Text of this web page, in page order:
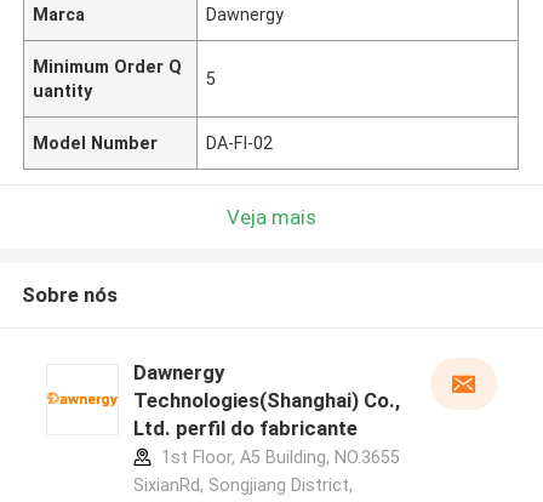
Marca Dawnergy
Minimum Order Q
uantity
5
Model Number DA-FI-02
Veja mais
Sobre nós
Dawnergy
Technologies(Shanghai) Co.,
Ltd. perfil do fabricante
1st Floor, A5 Building, NO.3655
SixianRd, Songjiang District,